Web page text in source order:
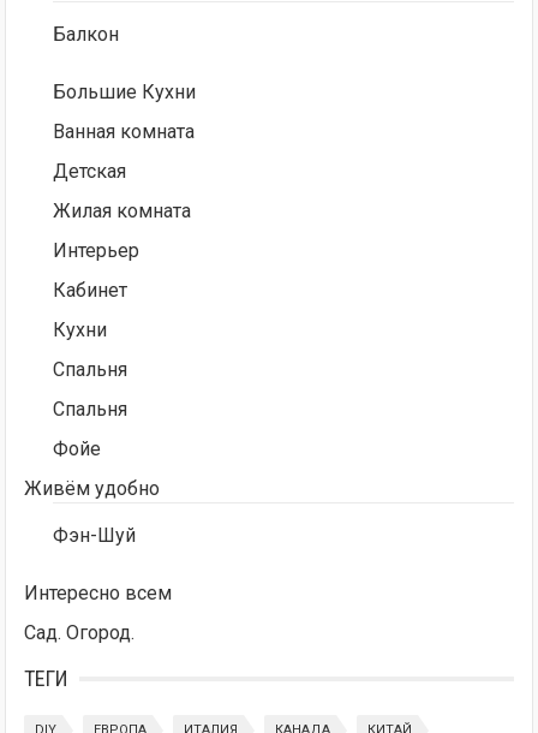
Балкон
Большие Кухни
Ванная комната
Детская
Жилая комната
Интерьер
Кабинет
Кухни
Спальня
Спальня
Фойе
Живём удобно
Фэн-Шуй
Интересно всем
Сад. Огород.
ТЕГИ